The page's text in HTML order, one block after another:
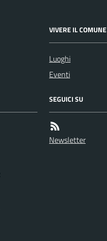
VIVERE IL COMUNE
Luoghi
Eventi
SEGUICI SU
Newsletter